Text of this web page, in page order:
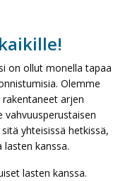
on ollut monella tapaa
Olemme
arjen
yhteisissä hetkissä,
kanssa.
lasten kanssa.